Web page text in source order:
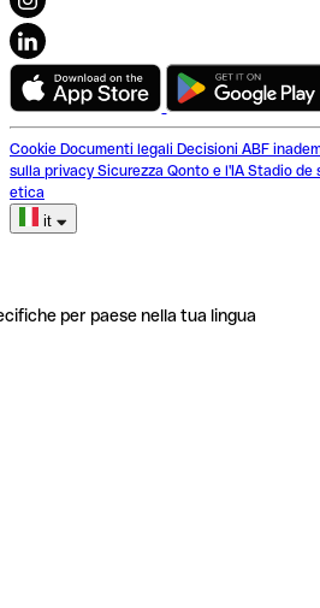
Cookie Documenti legali Decisioni ABF
sulla privacy Sicurezza Qonto e l'IA Stadio de
etica
it
per paese nella tua lingua